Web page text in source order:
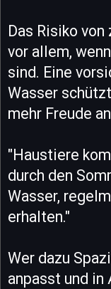
Das Risiko
vor allem,
sind. Eine
Wasser
mehr Freude
"Haustiere
durch den
Wasser,
erhalten."
Wer dazu
anpasst und in